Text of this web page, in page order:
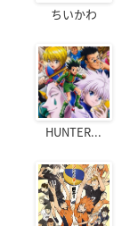
ちいかわ
HUNTER...